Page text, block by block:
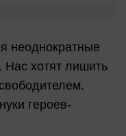
неоднократные
Нас хотят лишить
героев-